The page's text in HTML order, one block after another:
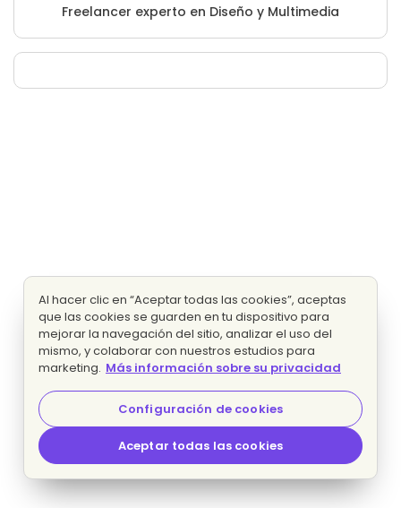
Freelancer experto en Diseño y Multimedia
Al hacer clic en “Aceptar todas las cookies”, aceptas
que las cookies se guarden en tu dispositivo para
mejorar la navegación del sitio, analizar el uso del
mismo, y colaborar con nuestros estudios para
marketing. Más información sobre su privacidad
Configuración de cookies
Aceptar todas las cookies